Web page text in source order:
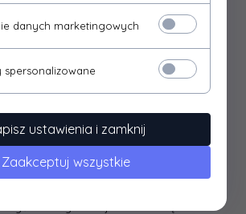
się również:
kart wojowników
jednostek (w językach: angielskim,
hiszpańskim, włoskim, chińskim i
mają wymiary 63 mm x 88 mm, a karty
106 mm x 145 mm.
z 20 plastikowych elementów, w tym 5
danych marketingowych
spersonalizowane
ustawienia i zamknij
Zaakceptuj wszystkie